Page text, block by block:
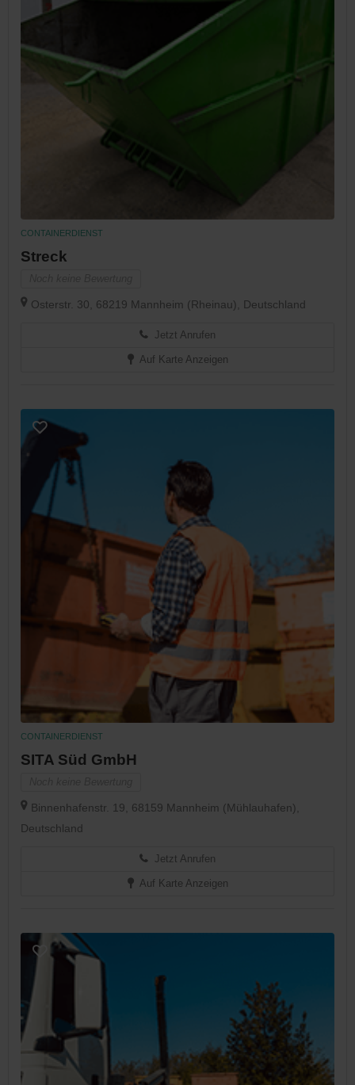
CONTAINERDIENST
Streck
Osterstr. 30, 68219 Mannheim (Rheinau), Deutschland
Jetzt Anrufen
Auf Karte Anzeigen
CONTAINERDIENST
SITA Süd GmbH
Binnenhafenstr. 19, 68159 Mannheim (Mühlauhafen),
Deutschland
Jetzt Anrufen
Auf Karte Anzeigen